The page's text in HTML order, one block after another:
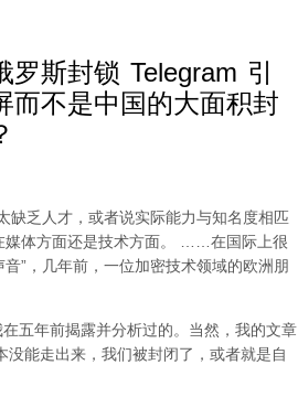
罗斯封锁 Telegram 引
而不是中国的大面积封
缺乏人才，或者说实际能力与知名度相匹
媒体方面还是技术方面。 ……在国际上很
”，几年前，一位加密技术领域的欧洲朋
五年前揭露并分析过的。当然，我的文章
能走出来，我们被封闭了，或者就是自